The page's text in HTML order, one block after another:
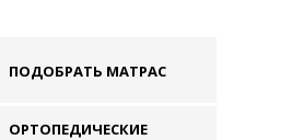
ПОДОБРАТЬ МАТРАС
ОРТОПЕДИЧЕСКИЕ